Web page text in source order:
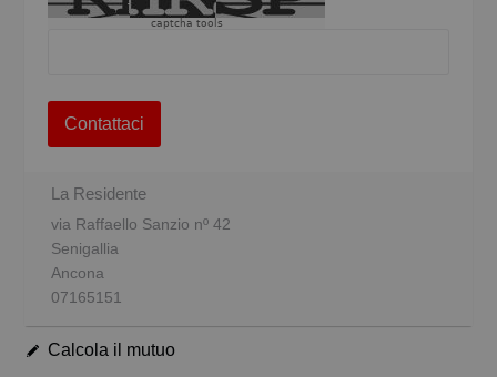
captcha tools
Contattaci
La Residente
via Raffaello Sanzio nº 42
Senigallia
Ancona
07165151
Calcola il mutuo